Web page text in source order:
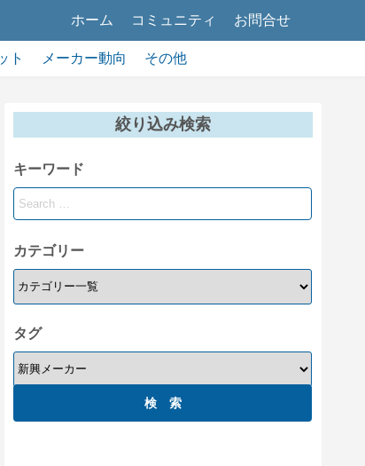
ホーム コミュニティ お問合せ
ト メーカー動向 その他
絞り込み検索
キーワード
カテゴリー
タグ